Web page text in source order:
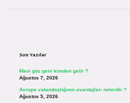
Son Yazılar
Mavi göz geni kimden gelir ?
Ağustos 7, 2026
Avrupa vatandaşlığının avantajları nelerdir ?
Ağustos 5, 2026